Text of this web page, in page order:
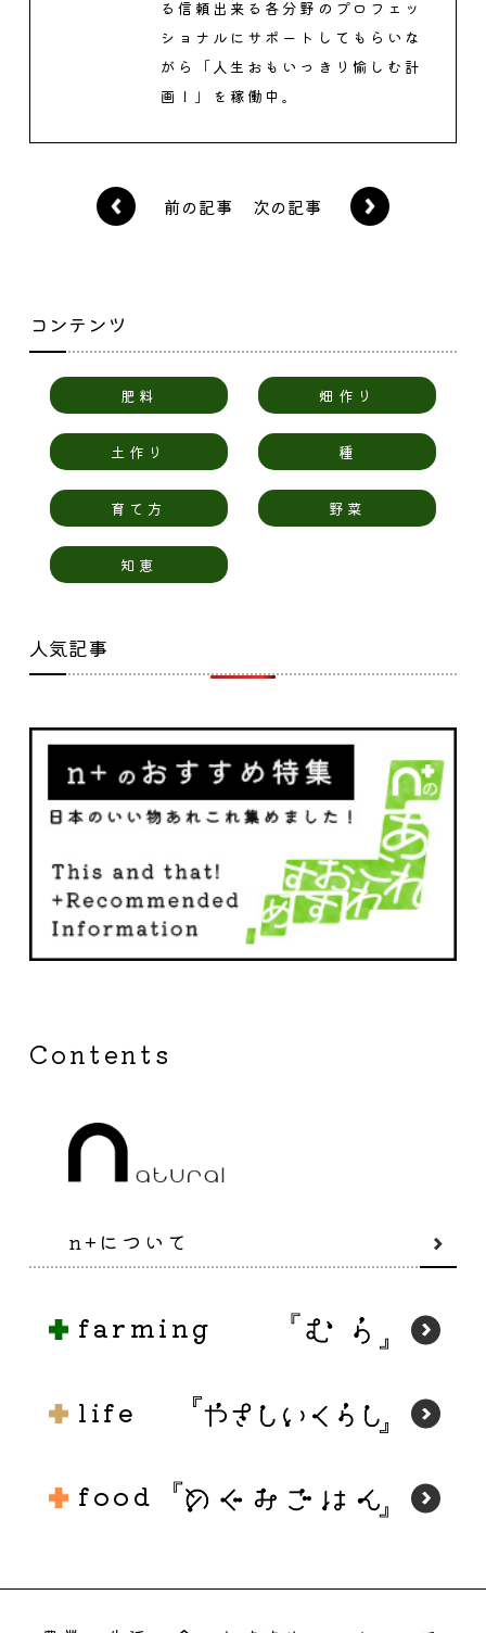
る信頼出来る各分野のプロフェッ
ショナルにサポートしてもらいな
がら「人生おもいっきり愉しむ計
画！」を稼働中。
前の記事 次の記事
コンテンツ
肥料 畑作り
土作り 種
育て方 野菜
知恵
人気記事
Contents
n+について
farming
life
food